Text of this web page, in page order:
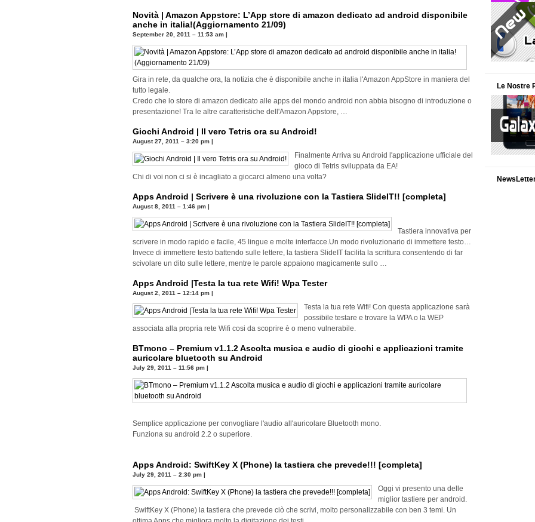
Novità | Amazon Appstore: L’App store di amazon dedicato ad android disponibile
anche in italia!(Aggiornamento 21/09)
September 20, 2011 – 11:53 am |
Gira in rete, da qualche ora, la notizia che è disponibile anche in italia l'Amazon AppStore in maniera del
tutto legale.
Credo che lo store di amazon dedicato alle apps del mondo android non abbia bisogno di introduzione o
presentazione! Tra le altre caratteristiche dell'Amazon Appstore, …
Giochi Android | Il vero Tetris ora su Android!
August 27, 2011 – 3:20 pm |
Finalmente Arriva su Android l'applicazione ufficiale del
gioco di Tetris sviluppata da EA!
Chi di voi non ci si è incagliato a giocarci almeno una volta?
Apps Android | Scrivere è una rivoluzione con la Tastiera SlideIT!! [completa]
August 8, 2011 – 1:46 pm |
Tastiera innovativa per
scrivere in modo rapido e facile, 45 lingue e molte interfacce.Un modo rivoluzionario di immettere testo…
Invece di immettere testo battendo sulle lettere, la tastiera SlideIT facilita la scrittura consentendo di far
scivolare un dito sulle lettere, mentre le parole appaiono magicamente sullo …
Apps Android |Testa la tua rete Wifi! Wpa Tester
August 2, 2011 – 12:14 pm |
Testa la tua rete Wifi! Con questa applicazione sarà
possibile testare e trovare la WPA o la WEP
associata alla propria rete Wifi cosi da scoprire è o meno vulnerabile.
BTmono – Premium v1.1.2 Ascolta musica e audio di giochi e applicazioni tramite
auricolare bluetooth su Android
July 29, 2011 – 11:56 pm |
Semplice applicazione per convogliare l'audio all'auricolare Bluetooth mono.
Funziona su android 2.2 o superiore.
Apps Android: SwiftKey X (Phone) la tastiera che prevede!!! [completa]
July 29, 2011 – 2:30 pm |
Oggi vi presento una delle
miglior tastiere per android.
SwiftKey X (Phone) la tastiera che prevede ciò che scrivi, molto personalizzabile con ben 3 temi. Un
Le Nostre